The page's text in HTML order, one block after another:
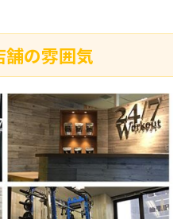
の雰囲気